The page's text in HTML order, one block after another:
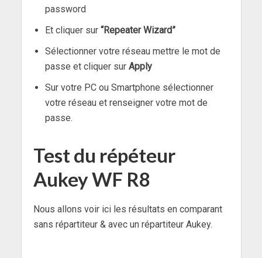
password
Et cliquer sur “Repeater Wizard”
Sélectionner votre réseau mettre le mot de
passe et cliquer sur Apply
Sur votre PC ou Smartphone sélectionner
votre réseau et renseigner votre mot de
passe.
Test du répéteur
Aukey WF R8
Nous allons voir ici les résultats en comparant
sans répartiteur & avec un répartiteur Aukey.